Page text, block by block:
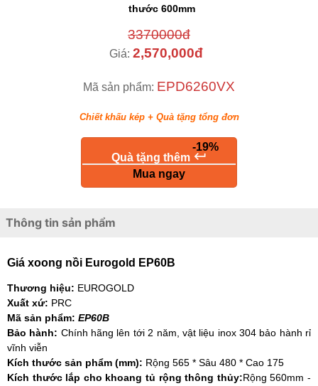
thước 600mm
3370000đ
Giá: 2,570,000đ
Mã sản phẩm: EPD6260VX
Chiết khấu kép + Quà tặng tổng đơn
-19%
Quà tặng thêm keyboard_return
Mua ngay
Thông tin sản phẩm
Giá xoong nồi Eurogold EP60B
Thương hiệu: EUROGOLD
Xuất xứ: PRC
Mã sản phẩm: EP60B
Bảo hành: Chính hãng lên tới 2 năm, vật liệu inox 304 bảo hành rỉ
vĩnh viễn
Kích thước sản phẩm (mm): Rộng 565 * Sâu 480 * Cao 175
Kích thước lắp cho khoang tủ rộng thông thủy:Rộng 560mm -